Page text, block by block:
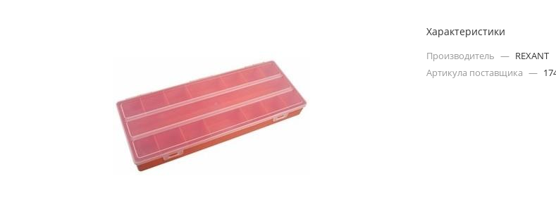
Характеристики
Производитель — REXANT
Артикула поставщика —